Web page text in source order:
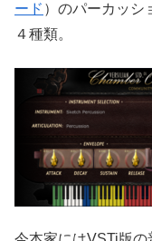
ード ）のパーカッシ
４種類。